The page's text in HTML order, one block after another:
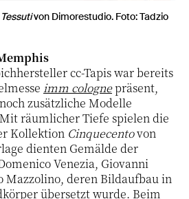
von Dimorestudio. Foto: Tadzio
cc-Tapis war bereits
imm colognepräsent,
zusätzliche Modelle
räumlicher Tiefe spielen die
Kollektion Cinquecentovon
dienten Gemälde der
Venezia, Giovanni
Mazzolino, deren Bildaufbau in
übersetzt wurde. Beim